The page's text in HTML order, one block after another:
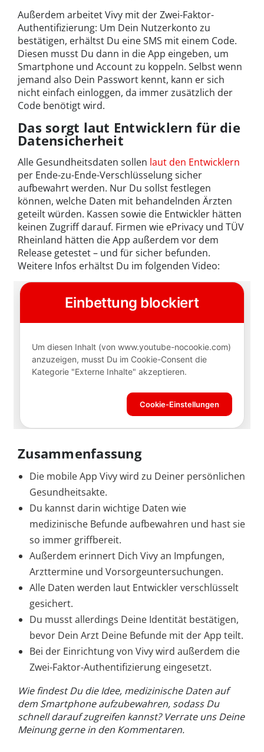
Außerdem arbeitet Vivy mit der Zwei-Faktor-
Authentifizierung: Um Dein Nutzerkonto zu
bestätigen, erhältst Du eine SMS mit einem Code.
Diesen musst Du dann in die App eingeben, um
Smartphone und Account zu koppeln. Selbst wenn
jemand also Dein Passwort kennt, kann er sich
nicht einfach einloggen, da immer zusätzlich der
Code benötigt wird.
Das sorgt laut Entwicklern für die
Datensicherheit
Alle Gesundheitsdaten sollen laut den Entwicklern
per Ende-zu-Ende-Verschlüsselung sicher
aufbewahrt werden. Nur Du sollst festlegen
können, welche Daten mit behandelnden Ärzten
geteilt würden. Kassen sowie die Entwickler hätten
keinen Zugriff darauf. Firmen wie ePrivacy und TÜV
Rheinland hätten die App außerdem vor dem
Release getestet – und für sicher befunden.
Weitere Infos erhältst Du im folgenden Video:
Zusammenfassung
Die mobile App Vivy wird zu Deiner persönlichen
Gesundheitsakte.
Du kannst darin wichtige Daten wie
medizinische Befunde aufbewahren und hast sie
so immer griffbereit.
Außerdem erinnert Dich Vivy an Impfungen,
Arzttermine und Vorsorgeuntersuchungen.
Alle Daten werden laut Entwickler verschlüsselt
gesichert.
Du musst allerdings Deine Identität bestätigen,
bevor Dein Arzt Deine Befunde mit der App teilt.
Bei der Einrichtung von Vivy wird außerdem die
Zwei-Faktor-Authentifizierung eingesetzt.
Wie findest Du die Idee, medizinische Daten auf
dem Smartphone aufzubewahren, sodass Du
schnell darauf zugreifen kannst? Verrate uns Deine
Meinung gerne in den Kommentaren.